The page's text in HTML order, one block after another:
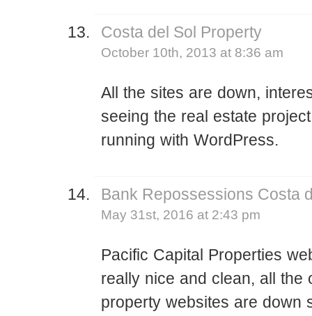
Costa del Sol Property
October 10th, 2013 at 8:36 am
All the sites are down,
seeing the real estate
running with WordPress.
Bank Repossessions Costa
May 31st, 2016 at 2:43 pm
Pacific Capital Properties
really nice and clean, all the
property websites are down